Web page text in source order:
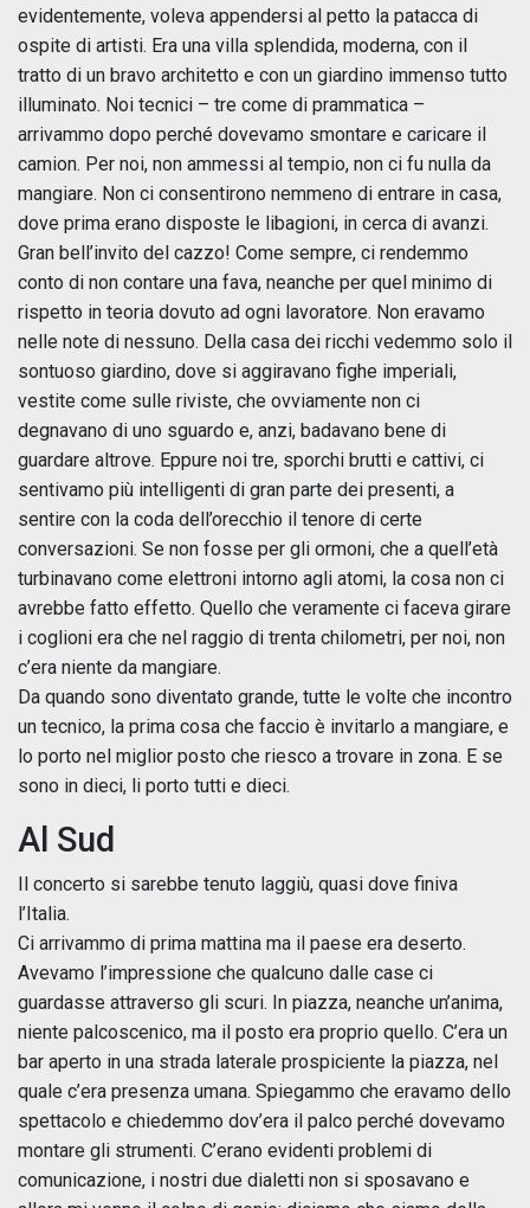
evidentemente, voleva appendersi al petto la patacca di
ospite di artisti. Era una villa splendida, moderna, con il
tratto di un bravo architetto e con un giardino immenso tutto
illuminato. Noi tecnici – tre come di prammatica –
arrivammo dopo perché dovevamo smontare e caricare il
camion. Per noi, non ammessi al tempio, non ci fu nulla da
mangiare. Non ci consentirono nemmeno di entrare in casa,
dove prima erano disposte le libagioni, in cerca di avanzi.
Gran bell’invito del cazzo! Come sempre, ci rendemmo
conto di non contare una fava, neanche per quel minimo di
rispetto in teoria dovuto ad ogni lavoratore. Non eravamo
nelle note di nessuno. Della casa dei ricchi vedemmo solo il
sontuoso giardino, dove si aggiravano fighe imperiali,
vestite come sulle riviste, che ovviamente non ci
degnavano di uno sguardo e, anzi, badavano bene di
guardare altrove. Eppure noi tre, sporchi brutti e cattivi, ci
sentivamo più intelligenti di gran parte dei presenti, a
sentire con la coda dell’orecchio il tenore di certe
conversazioni. Se non fosse per gli ormoni, che a quell’età
turbinavano come elettroni intorno agli atomi, la cosa non ci
avrebbe fatto effetto. Quello che veramente ci faceva girare
i coglioni era che nel raggio di trenta chilometri, per noi, non
c’era niente da mangiare.
Da quando sono diventato grande, tutte le volte che incontro
un tecnico, la prima cosa che faccio è invitarlo a mangiare, e
lo porto nel miglior posto che riesco a trovare in zona. E se
sono in dieci, li porto tutti e dieci.
Al Sud
Il concerto si sarebbe tenuto laggiù, quasi dove finiva
l’Italia.
Ci arrivammo di prima mattina ma il paese era deserto.
Avevamo l’impressione che qualcuno dalle case ci
guardasse attraverso gli scuri. In piazza, neanche un’anima,
niente palcoscenico, ma il posto era proprio quello. C’era un
bar aperto in una strada laterale prospiciente la piazza, nel
quale c’era presenza umana. Spiegammo che eravamo dello
spettacolo e chiedemmo dov’era il palco perché dovevamo
montare gli strumenti. C’erano evidenti problemi di
comunicazione, i nostri due dialetti non si sposavano e